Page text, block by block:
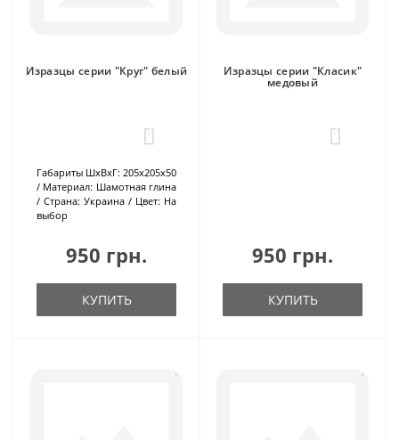
Изразцы серии "Круг" белый
0
Габариты ШхВхГ: 205х205х50
Материал: Шамотная глина
Страна: Украина Цвет: На
выбор
950 грн.
КУПИТЬ
Изразцы серии "Класик"
медовый
0
950 грн.
КУПИТЬ